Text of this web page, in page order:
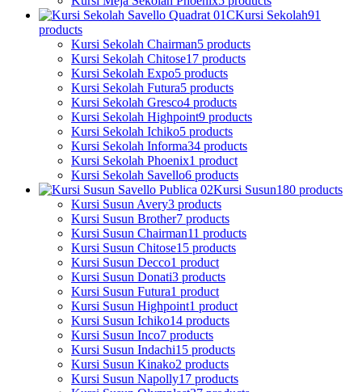
Kursi Sekolah91
products
Kursi Sekolah Chairman5 products
Kursi Sekolah Chitose17 products
Kursi Sekolah Expo5 products
Kursi Sekolah Futura5 products
Kursi Sekolah Gresco4 products
Kursi Sekolah Highpoint9 products
Kursi Sekolah Ichiko5 products
Kursi Sekolah Informa34 products
Kursi Sekolah Phoenix1 product
Kursi Sekolah Savello6 products
Kursi Susun180 products
Kursi Susun Avery3 products
Kursi Susun Brother7 products
Kursi Susun Chairman11 products
Kursi Susun Chitose15 products
Kursi Susun Decco1 product
Kursi Susun Donati3 products
Kursi Susun Futura1 product
Kursi Susun Highpoint1 product
Kursi Susun Ichiko14 products
Kursi Susun Inco7 products
Kursi Susun Indachi15 products
Kursi Susun Kinako2 products
Kursi Susun Napolly17 products